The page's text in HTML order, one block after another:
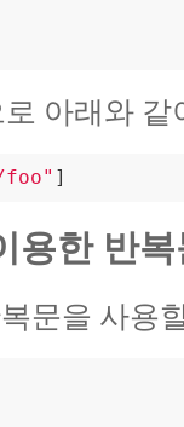
아래와
]
용한 반복
문을 사용